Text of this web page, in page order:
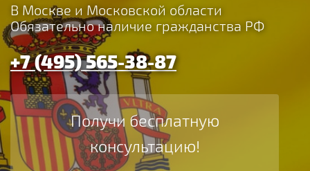
В Москве и Московской области
Обязательно наличие гражданства РФ
+7 (495) 565-38-87
Получи бесплатную
консультацию!